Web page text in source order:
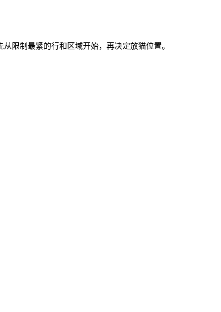
限制最紧的行和区域开始，再决定放猫位置。